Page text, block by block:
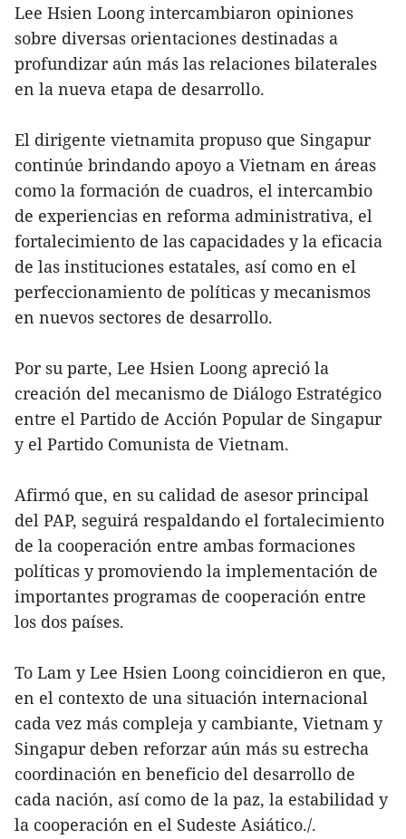
Lee Hsien Loong intercambiaron opiniones
sobre diversas orientaciones destinadas a
profundizar aún más las relaciones bilaterales
en la nueva etapa de desarrollo.
El dirigente vietnamita propuso que Singapur
continúe brindando apoyo a Vietnam en áreas
como la formación de cuadros, el intercambio
de experiencias en reforma administrativa, el
fortalecimiento de las capacidades y la eficacia
de las instituciones estatales, así como en el
perfeccionamiento de políticas y mecanismos
en nuevos sectores de desarrollo.
Por su parte, Lee Hsien Loong apreció la
creación del mecanismo de Diálogo Estratégico
entre el Partido de Acción Popular de Singapur
y el Partido Comunista de Vietnam.
Afirmó que, en su calidad de asesor principal
del PAP, seguirá respaldando el fortalecimiento
de la cooperación entre ambas formaciones
políticas y promoviendo la implementación de
importantes programas de cooperación entre
los dos países.
To Lam y Lee Hsien Loong coincidieron en que,
en el contexto de una situación internacional
cada vez más compleja y cambiante, Vietnam y
Singapur deben reforzar aún más su estrecha
coordinación en beneficio del desarrollo de
cada nación, así como de la paz, la estabilidad y
la cooperación en el Sudeste Asiático./.